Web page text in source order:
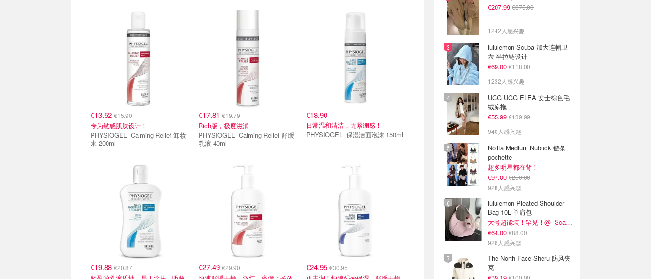
€13.52 €15.90
专为敏感肌肤设计！
PHYSIOGEL Calming Relief 卸妆
水 200ml
€17.81€19.79
Rich版，极度滋润
PHYSIOGEL Calming Relief 舒缓
乳液 40ml
€18.90
日常温和清洁，无紧绷感！
PHYSIOGEL 保湿洁面泡沫 150ml
€19.88 €20.87 €27.49€29.90 €24.95 €30.95
€207.99 €375.00
1242人感兴趣
lululemon Scuba 加大连帽卫
衣 半拉链设计
€69.00 €118.00
1232人感兴趣
UGG UGG ELEA 女士棕色毛
绒凉拖
€55.99 €139.99
940人感兴趣
Nolita Medium Nubuck 链条
pochette
超多明星都在背！
€97.00 €250.00
928人感兴趣
lululemon Pleated Shoulder
Bag 10L 单肩包
大号超能装！罕见！@- Scarlett
€64.00 €88.00
926人感兴趣
The North Face Sheru 防风夹
克
€100.00